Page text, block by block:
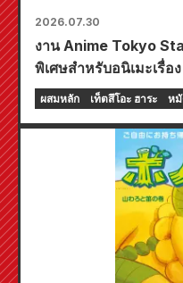
2026.07.30
งาน Anime Tokyo
พิเศษสำหรับอนิเมะเรื่
ผสมหลัก เท็ตสึโอะ ฮาระ หมั